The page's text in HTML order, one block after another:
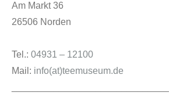
Am Markt 36
26506 Norden
Tel.: 04931 – 12100
Mail: info(at)teemuseum.de